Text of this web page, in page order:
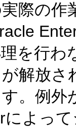
際の
を行
解放
。例外
によっ